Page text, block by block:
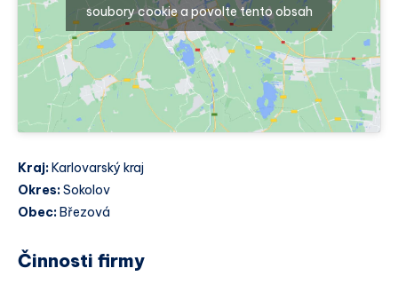
soubory cookie a povolte tento obsah
Kraj: Karlovarský kraj
Okres:Sokolov
Obec: Březová
Činnosti firmy